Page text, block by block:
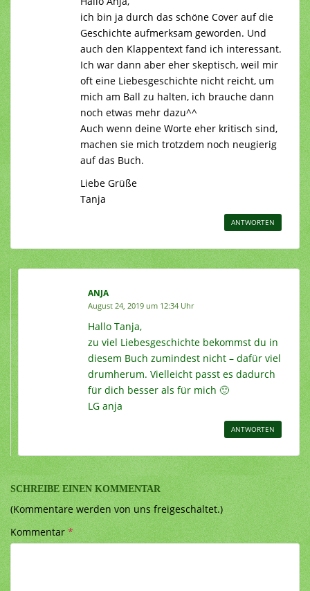
ich bin ja durch das schöne Cover auf die
Geschichte aufmerksam geworden. Und
auch den Klappentext fand ich interessant.
Ich war dann aber eher skeptisch, weil mir
oft eine Liebesgeschichte nicht reicht, um
mich am Ball zu halten, ich brauche dann
noch etwas mehr dazu^^
Auch wenn deine Worte eher kritisch sind,
machen sie mich trotzdem noch neugierig
auf das Buch.
Liebe Grüße
Tanja
ANTWORTEN
ANJA
August 24, 2019 um 12:34 Uhr
Hallo Tanja,
zu viel Liebesgeschichte bekommst du in
diesem Buch zumindest nicht – dafür viel
drumherum. Vielleicht passt es dadurch
für dich besser als für mich 🙂
LG anja
ANTWORTEN
SCHREIBE EINEN KOMMENTAR
(Kommentare werden von uns freigeschaltet.)
Kommentar*